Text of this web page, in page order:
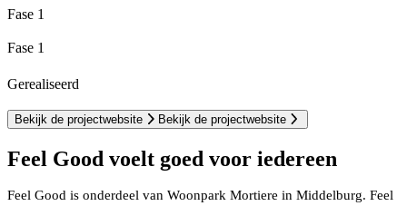
Fase 1
Fase 1
Gerealiseerd
Bekijk de projectwebsite Bekijk de projectwebsite
Feel Good voelt goed voor iedereen
Feel Good is onderdeel van Woonpark Mortiere in Middelburg. Feel